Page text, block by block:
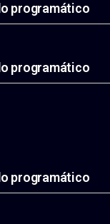
programático
programático
programático